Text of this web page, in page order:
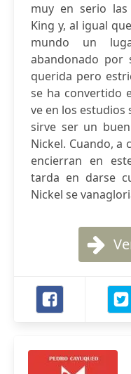
muy en serio
King y, al igual
mundo un
abandonado por
querida pero
se ha convertido
ve en los estudios
sirve ser un
Nickel. Cuando, a
encierran en
tarda en darse
Nickel se